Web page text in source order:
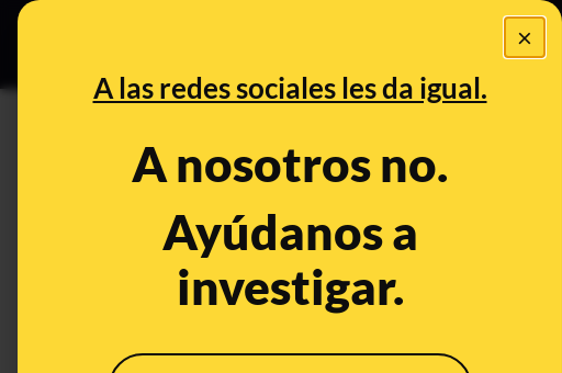
×
A las redes sociales les da igual.
A nosotros no.
Ayúdanos a
investigar.
Especial Ceuta•
PREBUNKING
aislamiento